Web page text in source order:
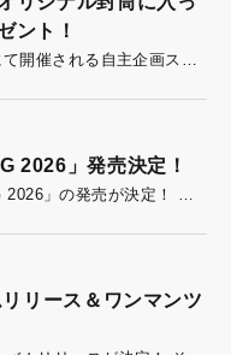
ント！
2026年3月7日(土)下北沢近松にて開催される自主企画スリーマン 「め組presents. めぐみズム〜ガストニアフレ組のパン祭り〜」にて、 来場者特典が決定！オリジナル封筒に入った「めぐりズム」をプレゼント！ 来場者の方全員にプレゼントいたします！ ぜひお越しください！ チケット一般発売中！ イープラス チケットぴあ ローソンチケット
2026」発売決定！
福袋「ME-GUMI HAPPY BAG 2026」の発売が決定！ これまでに販売しため組グッズ総額¥15,000以上が詰まってます！ Tシャツをはじめとしたウェア類・バッグ・雑貨・小物etc...何が入っているかはお楽しみ。さらに下記2つが付いてきます！ ◆2026年の運勢を占う「めぐみくじ」 ◆メンバー直筆サイン入り年賀状 数に限りがございますので、お早めにお買い求めください。 ご購入はこちら ■販売期間：12/27(土)〜1/15(木)23:59 ■お届け時期：2026年1月下旬頃より順次発送予定 ※予定販売数に達し次第、受付を終了させていただきます。 ※ウェア類のサイズをお選び頂けます(M/L/XL)。 ※ご注文完了後のサイズの変更・返品は受け付けておりません。サイズをよくご確認のうえ、ご注文いただきますようお願いいたします。 ※中身のグッズ、カラー、デザインはお選びいただけません。 ※お客様によってお届け日に1週間程度のバラつきが出る場合がございます。あらかじめご了承ください。 ※「SUPER MANIAC COLLECTION」の新グッズは付属しません。ご了承ください。
リース＆ワンマンツ